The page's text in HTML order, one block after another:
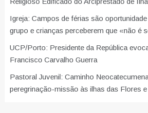
Igreja: Campos de férias são
grupo e crianças perceberem que «não é
UCP/Porto: Presidente da República
Francisco Carvalho Guerra
Pastoral Juvenil: Caminho
peregrinação-missão às ilhas das Flores